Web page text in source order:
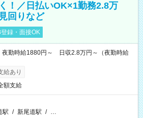
！／日払いOK×1勤務2.8万
回りなど
録・面接OK
勤時給1880円～ 日収2.8万円～（夜勤時給
給あり
額支給
駅 / 新尾道駅 / …